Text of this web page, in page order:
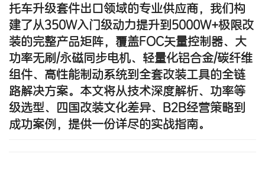
托车升级套件出口领域的专业供应商，我们构
建了从350W入门级动力提升到5000W+极限改
装的完整产品矩阵，覆盖FOC矢量控制器、大
功率无刷/永磁同步电机、轻量化铝合金/碳纤维
组件、高性能制动系统到全套改装工具的全链
路解决方案。本文将从技术深度解析、功率等
级选型、四国改装文化差异、B2B经营策略到
成功案例，提供一份详尽的实战指南。